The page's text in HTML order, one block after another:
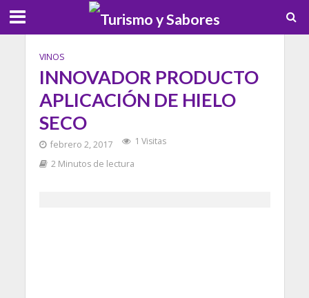
VINOS
INNOVADOR PRODUCTO
APLICACIÓN DE HIELO
SECO
febrero 2, 2017
1 Visitas
2 Minutos de lectura